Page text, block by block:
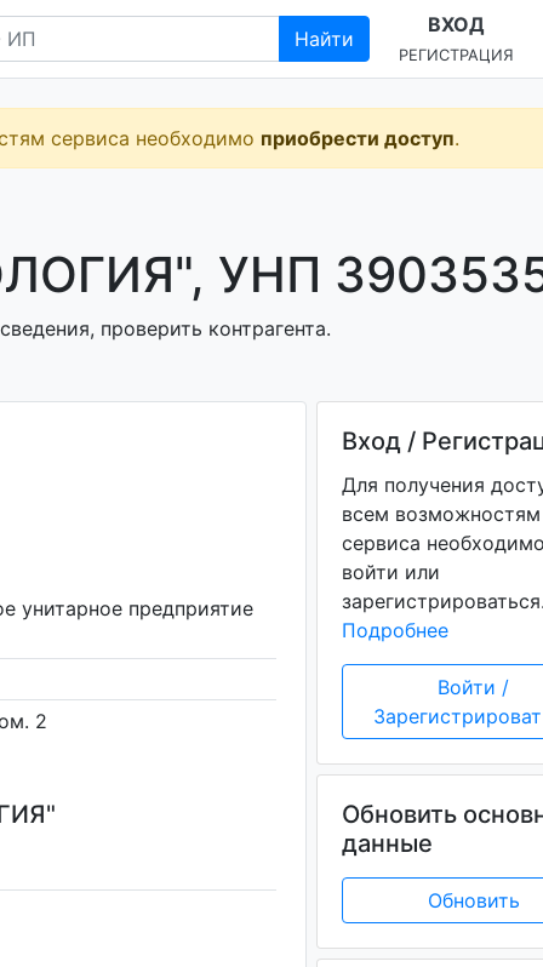
Найти
ВХОД
РЕГИСТРАЦИЯ
сервиса необходимо приобрести доступ.
УНП
проверить контрагента.
унитарное предприятие
2
Вход /
Для получения
всем возможностям
сервиса
войти или
Подробнее
Войти /
Обновить
данные
Обновить